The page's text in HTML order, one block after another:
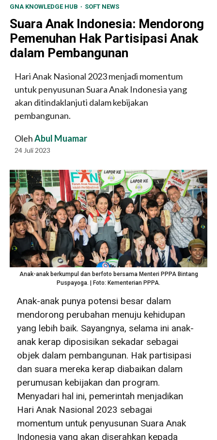
GNA KNOWLEDGE HUB SOFT NEWS
Suara Anak Indonesia: Mendorong
Pemenuhan Hak Partisipasi Anak
dalam Pembangunan
Hari Anak Nasional 2023 menjadi momentum
untuk penyusunan Suara Anak Indonesia yang
akan ditindaklanjuti dalam kebijakan
pembangunan.
OlehAbul Muamar
24 Juli 2023
Anak-anak berkumpul dan berfoto bersama Menteri PPPA Bintang
Puspayoga. | Foto: Kementerian PPPA.
Anak-anak punya potensi besar dalam
mendorong perubahan menuju kehidupan
yang lebih baik. Sayangnya, selama ini anak-
anak kerap diposisikan sekadar sebagai
objek dalam pembangunan. Hak partisipasi
dan suara mereka kerap diabaikan dalam
perumusan kebijakan dan program.
Menyadari hal ini, pemerintah menjadikan
Hari Anak Nasional 2023 sebagai
momentum untuk penyusunan Suara Anak
Indonesia yang akan diserahkan kepada